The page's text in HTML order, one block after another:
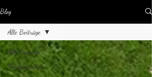
Blog
Alle Beiträge
Kindermedizin
Alle Beiträge